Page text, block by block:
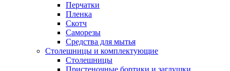
Перчатки
Пленка
Скотч
Саморезы
Средства для мытья
Столешницы и комплектующие
Столешницы
Пристеночные бортики и заглушки